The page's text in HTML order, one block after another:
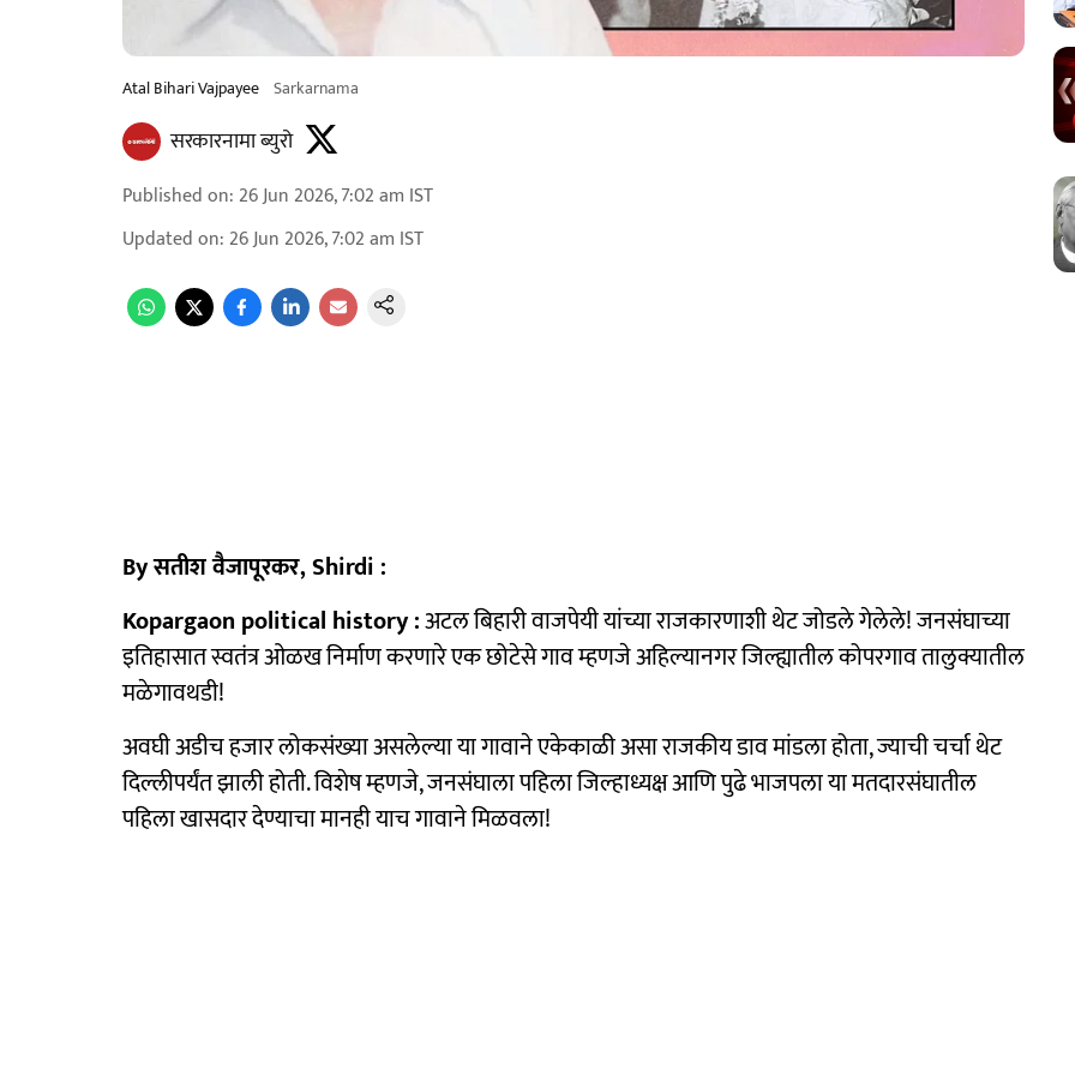
Atal Bihari Vajpayee Sarkarnama
सरकारनामा ब्युरो
Published on: 26 Jun 2026, 7:02 am IST
Updated on: 26 Jun 2026, 7:02 am IST
By सतीश वैजापूरकर, Shirdi :
Kopargaon political history :अटल बिहारी वाजपेयी यांच्या राजकारणाशी थेट जोडले गेलेले! जनसंघाच्या
इतिहासात स्वतंत्र ओळख निर्माण करणारे एक छोटेसे गाव म्हणजे अहिल्यानगर जिल्ह्यातील कोपरगाव तालुक्यातील
मळेगावथडी!
अवघी अडीच हजार लोकसंख्या असलेल्या या गावाने एकेकाळी असा राजकीय डाव मांडला होता, ज्याची चर्चा थेट
दिल्लीपर्यंत झाली होती. विशेष म्हणजे, जनसंघाला पहिला जिल्हाध्यक्ष आणि पुढे भाजपला या मतदारसंघातील
पहिला खासदार देण्याचा मानही याच गावाने मिळवला!